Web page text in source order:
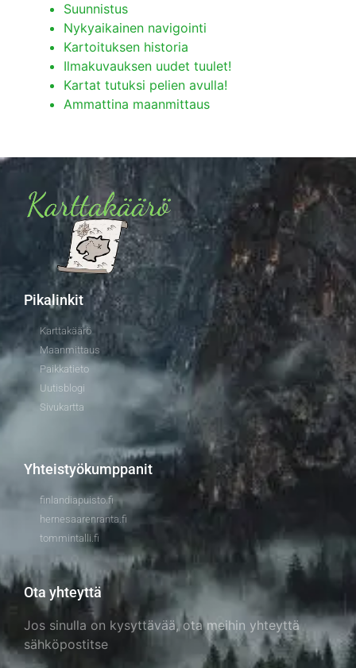
Suunnistus
Nykyaikainen navigointi
Kartoituksen historia
Ilmakuvauksen uudet tuulet!
Kartat tutuksi pelien avulla!
Ammattina maanmittaus
Pikalinkit
Karttakäärö
Maanmittaus
Paikkatieto
Uutisblogi
Sivukartta
Yhteistyökumppanit
finlandiapuisto.fi
hernesaarenranta.fi
tommintalli.fi
Ota yhteyttä
Jos sinulla on kysyttävää, ota meihin yhteyttä
sähköpostitse